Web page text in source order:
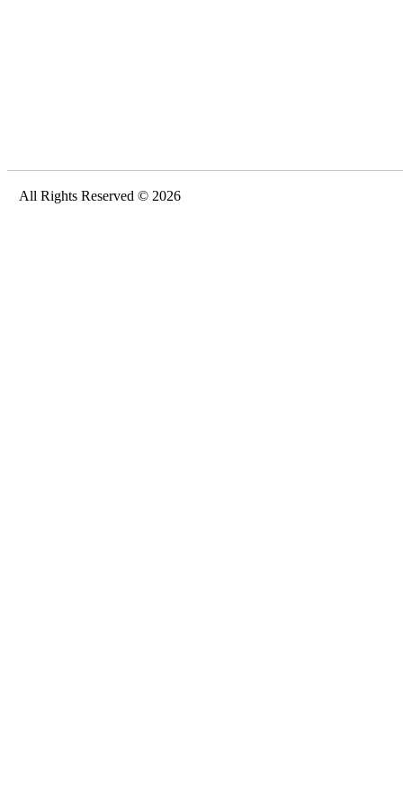
All Rights Reserved © 2026